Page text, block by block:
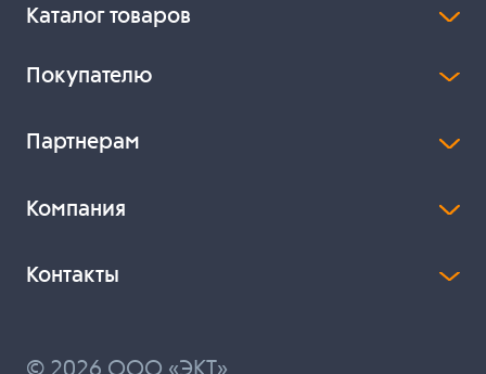
Каталог товаров
Покупателю
Партнерам
Компания
Контакты